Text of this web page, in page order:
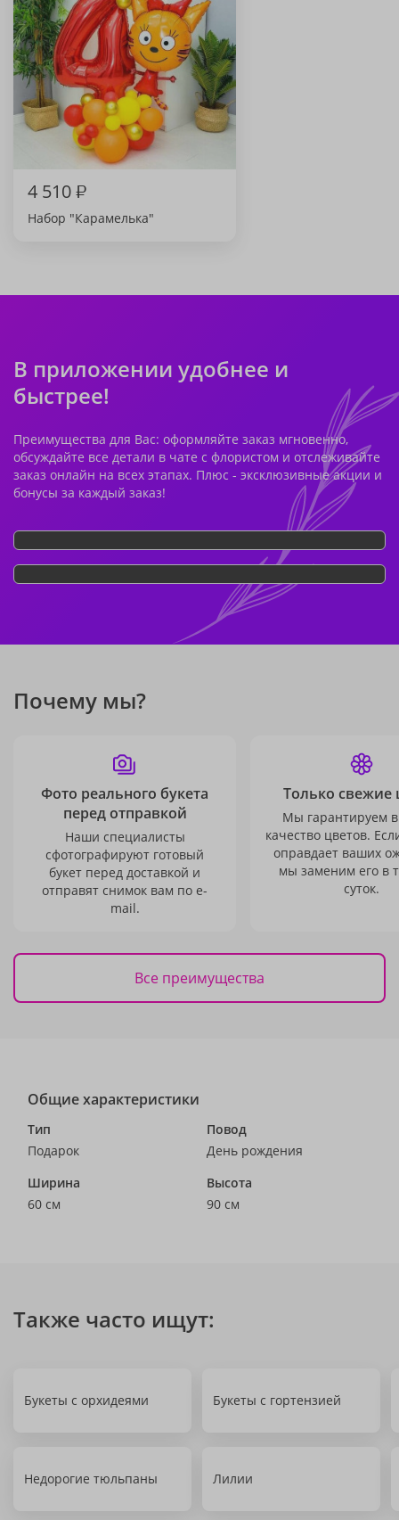
4 510₽
Набор "Карамелька"
В приложении удобнее и
быстрее!
Преимущества для Вас: оформляйте заказ мгновенно,
обсуждайте все детали в чате с флористом и отслеживайте
заказ онлайн на всех этапах. Плюс - эксклюзивные акции и
бонусы за каждый заказ!
Почему мы?
Фото реального букета
перед отправкой
Наши специалисты
сфотографируют готовый
букет перед доставкой и
отправят снимок вам по e-
mail.
Только свежие
Мы гарантируем
качество цветов.
оправдает ваших
мы заменим его в
суток.
Все преимущества
Общие характеристики
Тип
Подарок
Повод
День рождения
Ширина
60 см
Высота
90 см
Также часто ищут:
Букеты с орхидеями Букеты с гортензией
Недорогие тюльпаны Лилии